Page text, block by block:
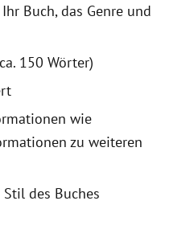
Buch, das Genre und
150 Wörter)
wie
zu weiteren
des Buches